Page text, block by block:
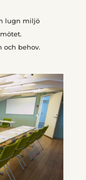
lugn miljö
och behov.